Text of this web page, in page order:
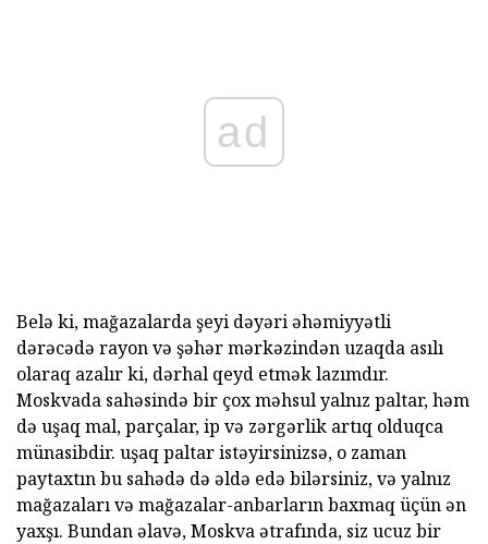
ad
Belə ki, mağazalarda şeyi dəyəri əhəmiyyətli
dərəcədə rayon və şəhər mərkəzindən uzaqda asılı
olaraq azalır ki, dərhal qeyd etmək lazımdır.
Moskvada sahəsində bir çox məhsul yalnız paltar, həm
də uşaq mal, parçalar, ip və zərgərlik artıq olduqca
münasibdir. uşaq paltar istəyirsinizsə, o zaman
paytaxtın bu sahədə də əldə edə bilərsiniz, və yalnız
mağazaları və mağazalar-anbarların baxmaq üçün ən
yaxşı. Bundan əlavə, Moskva ətrafında, siz ucuz bir